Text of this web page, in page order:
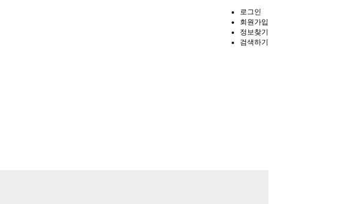
로그인
회원가입
정보찾기
검색하기